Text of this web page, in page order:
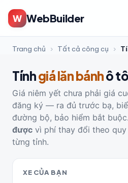
W WebBuilder
Trang chủ › Tất cả công cụ ›
Tínhgiá lăn bánhô
Giá niêm yết chưa phải giá
đăng ký — ra đủ trước bạ,
đường bộ, bảo hiểm bắt buộc.
được vì phí thay đổi theo
từng tỉnh.
XE CỦA BẠN